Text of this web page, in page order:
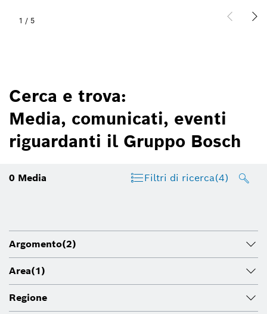
1 / 5
Cerca e trova:
Media, comunicati, eventi
riguardanti il Gruppo Bosch
0 Media Filtri di ricerca(4)
Argomento(2)
Area(1)
Regione